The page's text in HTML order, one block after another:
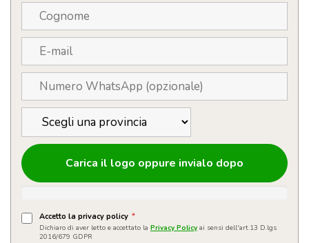
Carica il logo oppure invialo dopo
Accetto la privacy policy *
Dichiaro di aver letto e accettato la Privacy Policy ai sensi dell'art.13 D.lgs
2016/679 GDPR